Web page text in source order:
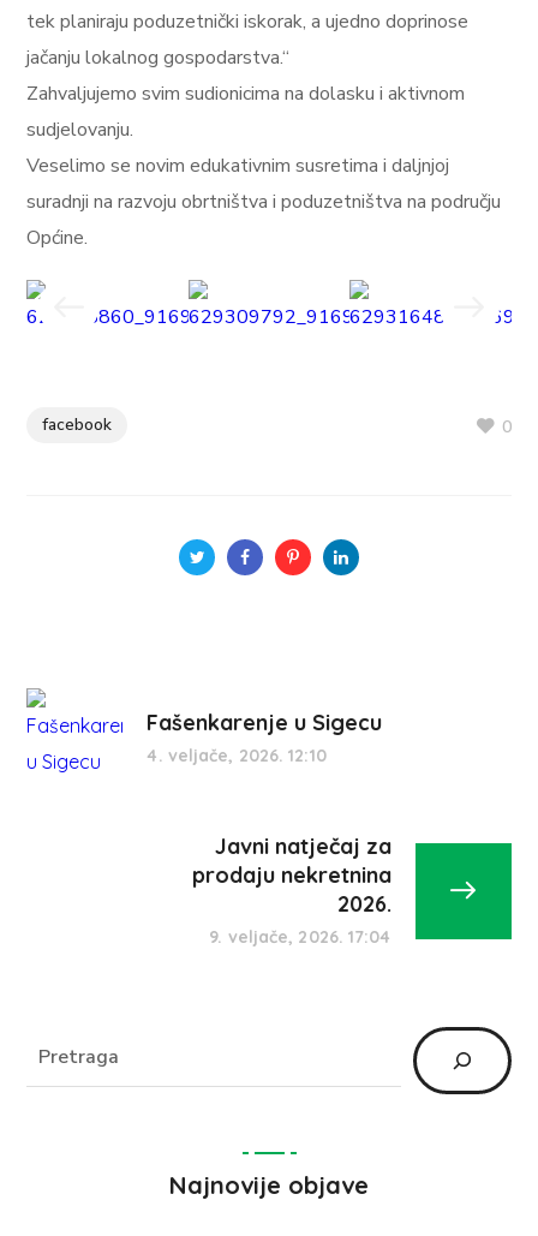
tek planiraju poduzetnički iskorak, a ujedno doprinose
jačanju lokalnog gospodarstva.“
Zahvaljujemo svim sudionicima na dolasku i aktivnom
sudjelovanju.
Veselimo se novim edukativnim susretima i daljnjoj
suradnji na razvoju obrtništva i poduzetništva na području
Općine.
facebook 0
Fašenkarenje u Sigecu
4. veljače, 2026. 12:10
Javni natječaj za
prodaju nekretnina
2026.
9. veljače, 2026. 17:04
Najnovije objave